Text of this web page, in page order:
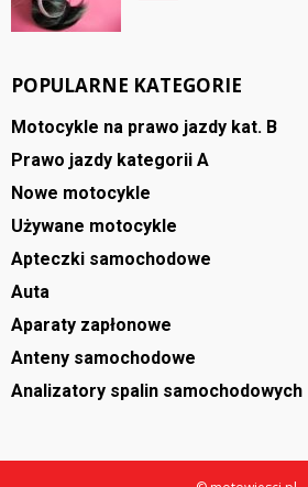
POPULARNE KATEGORIE
Motocykle na prawo jazdy kat. B
Prawo jazdy kategorii A
Nowe motocykle
Używane motocykle
Apteczki samochodowe
Auta
Aparaty zapłonowe
Anteny samochodowe
Analizatory spalin samochodowych